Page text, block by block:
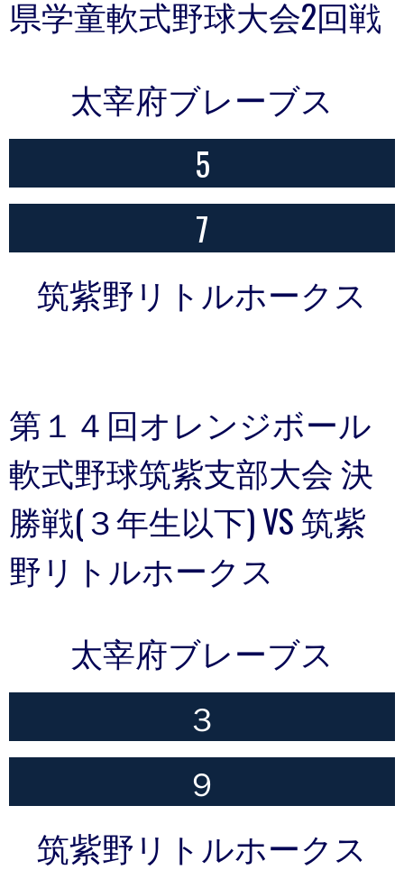
県学童軟式野球大会2回戦
太宰府ブレーブス
5
7
筑紫野リトルホークス
第１４回オレンジボール
軟式野球筑紫支部大会 決
勝戦(３年生以下) VS 筑紫
野リトルホークス
太宰府ブレーブス
３
９
筑紫野リトルホークス